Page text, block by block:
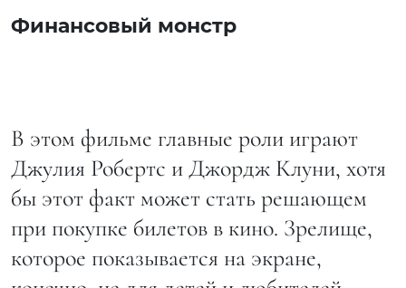
Финансовый монстр
В этом фильме главные роли играют
Джулия Робертс и Джордж Клуни, хотя
бы этот факт может стать решающем
при покупке билетов в кино. Зрелище,
которое показывается на экране,